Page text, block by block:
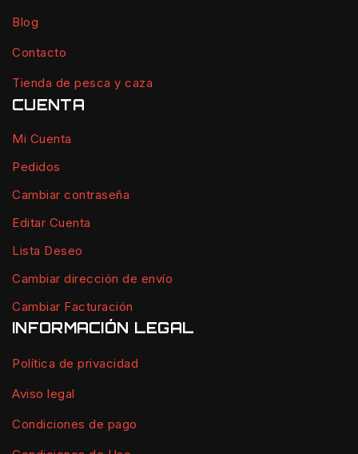
Blog
Contacto
Tienda de pesca y caza
CUENTA
Mi Cuenta
Pedidos
Cambiar contraseña
Editar Cuenta
Lista Deseo
Cambiar dirección de envío
Cambiar Facturación
INFORMACIÓN LEGAL
Política de privacidad
Aviso legal
Condiciones de pago